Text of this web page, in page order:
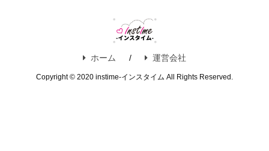
ホーム 運営会社
Copyright © 2020 instime-インスタイム All Rights Reserved.